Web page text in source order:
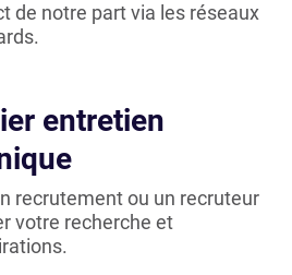
de notre part via les réseaux
entretien
recrutement ou un recruteur
votre recherche et